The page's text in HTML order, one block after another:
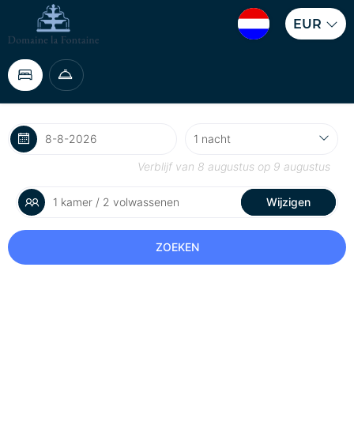
EUR
Verblijf van 8 augustus op 9 augustus
1 kamer / 2 volwassenen Wijzigen